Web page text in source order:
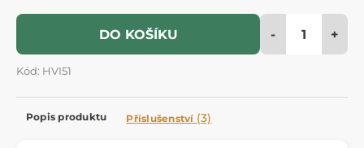
DO KOŠÍKU - +
Kód: HVI51
Popis produktu Příslušenství (3)